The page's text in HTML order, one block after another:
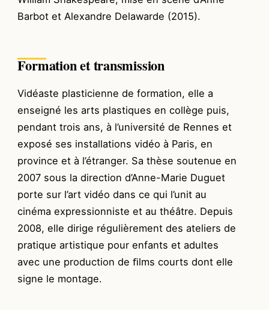
Barbot et Alexandre Delawarde (2015).
Formation et transmission
Vidéaste plasticienne de formation, elle a
enseigné les arts plastiques en collège puis,
pendant trois ans, à l’université de Rennes et
exposé ses installations vidéo à Paris, en
province et à l’étranger. Sa thèse soutenue en
2007 sous la direction d’Anne-Marie Duguet
porte sur l’art vidéo dans ce qui l’unit au
cinéma expressionniste et au théâtre. Depuis
2008, elle dirige régulièrement des ateliers de
pratique artistique pour enfants et adultes
avec une production de ﬁlms courts dont elle
signe le montage.